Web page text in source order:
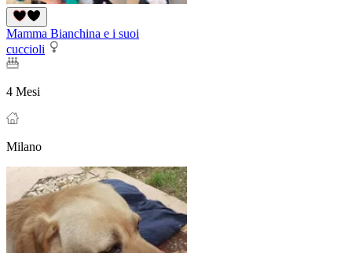
Mamma Bianchina e i suoi
cuccioli
4 Mesi
Milano